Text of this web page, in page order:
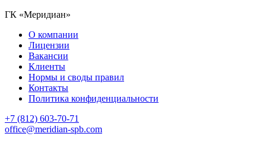
ГК «Меридиан»
О компании
Лицензии
Вакансии
Клиенты
Нормы и своды правил
Контакты
Политика конфиденциальности
+7 (812) 603-70-71
office@meridian-spb.com